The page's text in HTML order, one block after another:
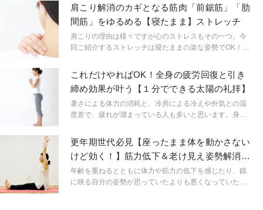
くい体を手に入れましょう。
肩こり解消のカギとなる筋肉「前鋸筋」「肋
間筋」をゆるめる【寝たまま】ストレッチ
肩こりの理由は様々ですが心のストレスもその一つ。今
回ご紹介するストレッチは寝たままの楽な姿勢でOK！こ
リラックスしましょう。
これだけやればOK！全身の疲労回復と引き
締め効果が叶う【１分でできる太陽の礼拝】
暑さによる体力の消耗と、冷房による冷えや外気との温
度差で、疲れが溜まっている人も多いと思います。身体
ヨガのポーズをひとつだけ覚えてみませんか？
更年期世代必見【座ったまま体を動かさない
けど効く！】筋力低下＆老け見え姿勢解消エ
クサ
年齢を重ねるとともに体力や筋力の低下を感じたり、鏡
に映る自分の姿勢が思っていたよりも悪くなっていたり